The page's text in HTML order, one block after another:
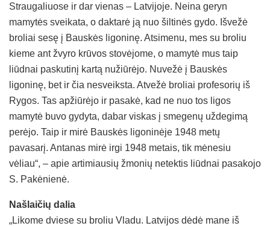
Straugaliuose ir dar vienas – Latvijoje. Neina geryn
mamytės sveikata, o daktarė ją nuo šiltinės gydo. Išvežė
broliai sesę į Bauskės ligoninę. Atsimenu, mes su broliu
kieme ant žvyro krūvos stovėjome, o mamytė mus taip
liūdnai paskutinį kartą nužiūrėjo. Nuvežė į Bauskės
ligoninę, bet ir čia nesveiksta. Atvežė broliai profesorių iš
Rygos. Tas apžiūrėjo ir pasakė, kad ne nuo tos ligos
mamytė buvo gydyta, dabar viskas į smegenų uždegimą
perėjo. Taip ir mirė Bauskės ligoninėje 1948 metų
pavasarį. Antanas mirė irgi 1948 metais, tik mėnesiu
vėliau“, – apie artimiausių žmonių netektis liūdnai pasakojo
S. Pakėnienė.
Našlaičių dalia
„Likome dviese su broliu Vladu. Latvijos dėdė mane iš